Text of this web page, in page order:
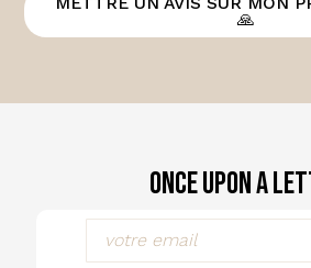
🙏
Once Upon a